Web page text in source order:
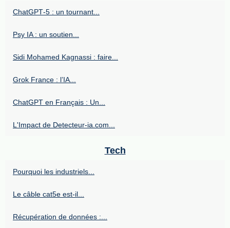
ChatGPT‑5 : un tournant...
Psy IA : un soutien...
Sidi Mohamed Kagnassi : faire...
Grok France : l’IA...
ChatGPT en Français : Un...
L'Impact de Detecteur-ia.com...
Tech
Pourquoi les industriels...
Le câble cat5e est-il...
Récupération de données :...